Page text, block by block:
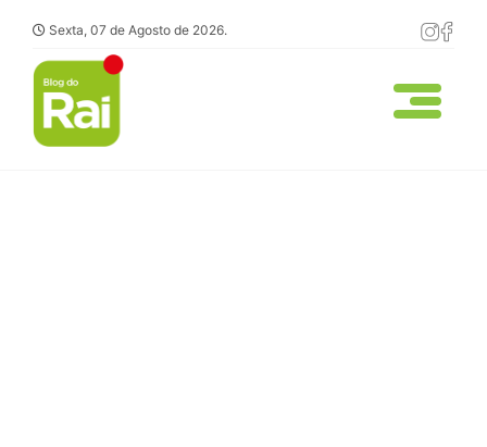
Sexta, 07 de Agosto de 2026.